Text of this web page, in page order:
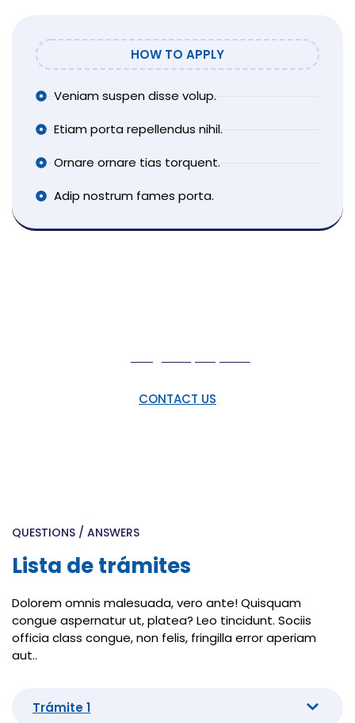
HOW TO APPLY
Veniam suspen disse volup.
Etiam porta repellendus nihil.
Ornare ornare tias torquent.
Adip nostrum fames porta.
CONTACT US
QUESTIONS / ANSWERS
Lista de trámites
Dolorem omnis malesuada, vero ante! Quisquam
congue aspernatur ut, platea? Leo tincidunt. Sociis
officia class congue, non felis, fringilla error aperiam
aut..
Trámite 1